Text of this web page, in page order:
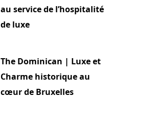
au service de l’hospitalité
de luxe
The Dominican | Luxe et
Charme historique au
cœur de Bruxelles